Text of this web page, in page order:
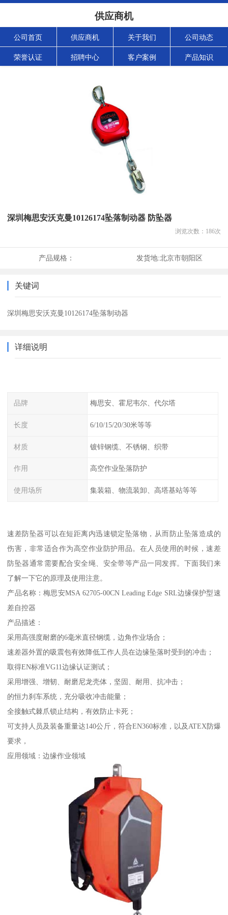
供应商机
公司首页 供应商机 关于我们 公司动态
荣誉认证 招聘中心 客户案例 产品知识
深圳梅思安沃克曼10126174坠落制动器 防坠器
浏览次数： 186次
产品规格： 发货地:北京市朝阳区
关键词
深圳梅思安沃克曼10126174坠落制动器
详细说明
品牌 梅思安、霍尼韦尔、代尔塔
长度 6/10/15/20/30米等等
材质 镀锌钢缆、不锈钢、织带
作用 高空作业坠落防护
使用场所 集装箱、物流装卸、高塔基站等等
速差防坠器可以在短距离内迅速锁定坠落物，从而防止坠落造成的
伤害，非常适合作为高空作业防护用品。在人员使用的时候，速差
防坠器通常需要配合安全绳、安全带等产品一同发挥。下面我们来
了解一下它的原理及使用注意。
产品名称：梅思安MSA 62705-00CN Leading Edge SRL边缘保护型速
差自控器
产品描述：
采用高强度耐磨的6毫米直径钢缆，边角作业场合；
速差器外置的吸震包有效降低工作人员在边缘坠落时受到的冲击；
取得EN标准VG11边缘认证测试；
采用增强、增韧、耐磨尼龙壳体，坚固、耐用、抗冲击；
的恒力刹车系统，充分吸收冲击能量；
全接触式棘爪锁止结构，有效防止卡死；
可支持人员及装备重量达140公斤，符合EN360标准，以及ATEX防爆
要求，
应用领域：边缘作业领域